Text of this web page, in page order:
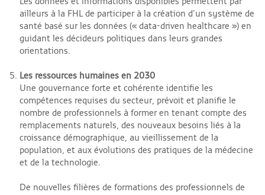
ailleurs à la FHL de participer à la création d’un système de
santé basé sur les données (« data-driven healthcare ») en
guidant les décideurs politiques dans leurs grandes
orientations.
Les ressources humaines en 2030
Une gouvernance forte et cohérente identifie les
compétences requises du secteur, prévoit et planifie le
nombre de professionnels à former en tenant compte des
remplacements naturels, des nouveaux besoins liés à la
croissance démographique, au vieillissement de la
population, et aux évolutions des pratiques de la médecine
et de la technologie.
De nouvelles filières de formations des professionnels de